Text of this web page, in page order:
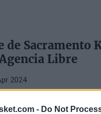
- Do Not
de Sacramento
Libre
2024
que recibirá en la